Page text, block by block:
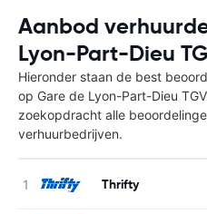
Aanbod
Lyon-Part-Dieu
Hieronder staan de best
op Gare de Lyon-Part-Dieu
zoekopdracht alle
verhuurbedrijven.
Thrifty